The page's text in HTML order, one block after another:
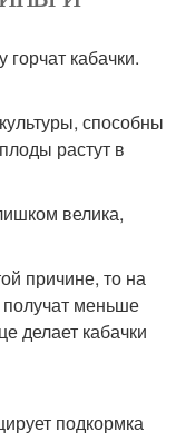
кабачки.
способны
растут в
велика,
причине, то на
получат меньше
делает кабачки
подкормка